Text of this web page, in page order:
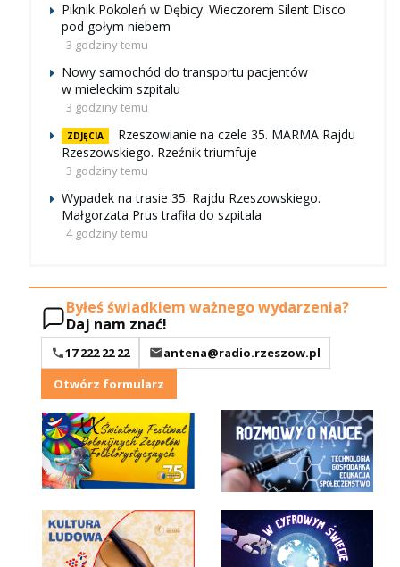
Piknik Pokoleń w Dębicy. Wieczorem Silent Disco
pod gołym niebem
3 godziny temu
Nowy samochód do transportu pacjentów
w mieleckim szpitalu
3 godziny temu
ZDJĘCIA
Rzeszowianie na czele 35. MARMA Rajdu
Rzeszowskiego. Rzeźnik triumfuje
3 godziny temu
Wypadek na trasie 35. Rajdu Rzeszowskiego.
Małgorzata Prus trafiła do szpitala
4 godziny temu
Byłeś świadkiem ważnego wydarzenia?
Daj nam znać!
17 222 22 22
antena@radio.rzeszow.pl
Otwórz formularz